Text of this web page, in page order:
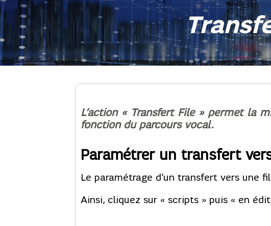
L’action « Transfert File » permet la
fonction du parcours vocal.
Paramétrer un transfert
Le paramétrage d’un transfert vers une
Ainsi, cliquez sur « scripts » puis « en